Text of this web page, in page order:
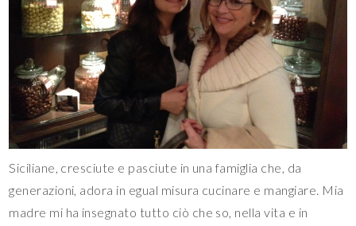
Siciliane, cresciute e pasciute in una famiglia che, da
generazioni, adora in egual misura cucinare e mangiare. Mia
madre mi ha insegnato tutto ciò che so, nella vita e in